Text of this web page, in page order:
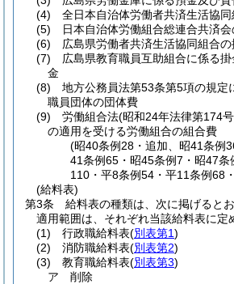
(4)
全日本自治体労働者共済生活協
(5)
日本自治体労働組合総連合共済会
(6)
広島県労働者共済生活協同組合の
(7)
広島県教育職員互助組合に係る
金
(8)
地方公務員法第53条第5項の規定
職員団体の団体費
(9)
労働組合法(昭和24年法律第174
の適用を受ける労働組合の組合費
(昭40条例28・追加、昭41条例
41条例65・昭45条例7・昭47条
110・平8条例54・平11条例68
(給料表)
第3条
給料表の種類は、次に掲げると
適用範囲は、それぞれ当該給料表に定
(1)
行政職給料表(別表第1)
(2)
消防職給料表(別表第2)
(3)
教育職給料表(別表第3)
ア
削除